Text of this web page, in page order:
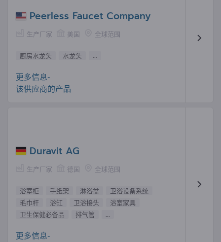
Peerless Faucet Company
生产厂家 美国 全球范围
厨房水龙头 水龙头 ...
更多信息-
该供应商的产品
Duravit AG
生产厂家 德国 全球范围
浴室柜 手纸架 淋浴盆
卫浴设备系统
毛巾杆
浴缸 卫浴接头
浴室家具
卫生保健必备品
排气管 ...
更多信息-